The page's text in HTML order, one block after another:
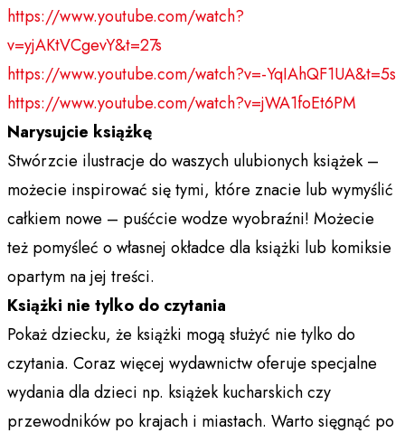
https://www.youtube.com/watch?
v=yjAKtVCgevY&t=27s
https://www.youtube.com/watch?v=-YqIAhQF1UA&t=5s
https://www.youtube.com/watch?v=jWA1foEt6PM
Narysujcie książkę
Stwórzcie ilustracje do waszych ulubionych książek –
możecie inspirować się tymi, które znacie lub wymyślić
całkiem nowe – puśćcie wodze wyobraźni! Możecie
też pomyśleć o własnej okładce dla książki lub komiksie
opartym na jej treści.
Książki nie tylko do czytania
Pokaż dziecku, że książki mogą służyć nie tylko do
czytania. Coraz więcej wydawnictw oferuje specjalne
wydania dla dzieci np. książek kucharskich czy
przewodników po krajach i miastach. Warto sięgnąć po